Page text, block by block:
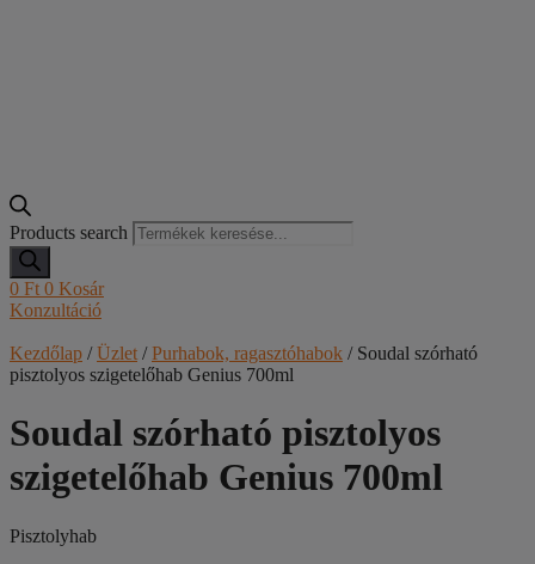
Products search
0 Ft 0 Kosár
Konzultáció
Kezdőlap /Üzlet /Purhabok, ragasztóhabok / Soudal szórható
pisztolyos szigetelőhab Genius 700ml
Soudal szórható pisztolyos
szigetelőhab Genius 700ml
Pisztolyhab